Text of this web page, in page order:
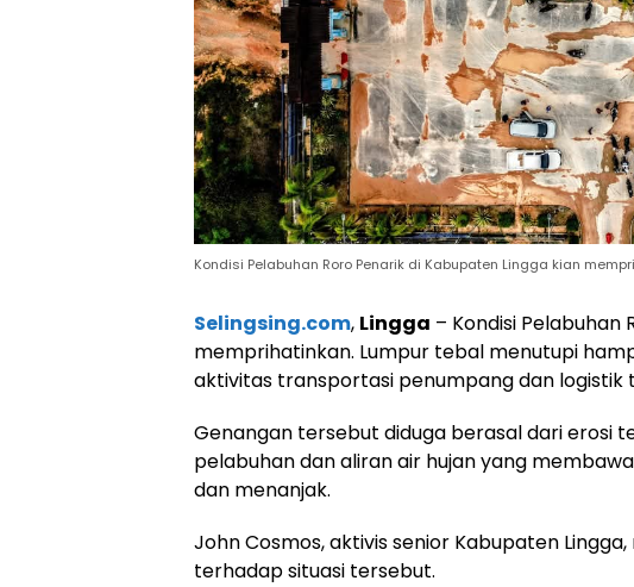
Kondisi Pelabuhan Roro Penarik di Kabupaten Lingga kian
Selingsing.com, Lingga – Kondisi Pelabuhan
memprihatinkan. Lumpur tebal menutupi
aktivitas transportasi penumpang dan logistik
Genangan tersebut diduga berasal dari erosi
pelabuhan dan aliran air hujan yang
dan menanjak.
John Cosmos, aktivis senior Kabupaten
terhadap situasi tersebut.